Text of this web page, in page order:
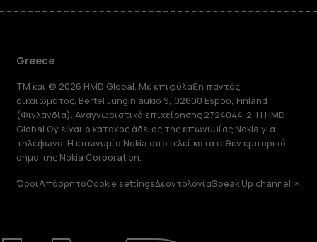
Greece
TM και © 2026 HMD Global. Με επιφύλαξη παντός
δικαιώματος. Bertel Jungin aukio 9, 02600 Espoo, Finland
(Φινλανδία). Αναγνωριστικό επιχείρησης 2724044-2. Η HMD
Global Oy είναι ο κάτοχος άδειας της επωνυμίας Nokia για
τηλέφωνα. Η επωνυμία Nokia αποτελεί κατατεθέν εμπορικό
σήμα της Nokia Corporation.
ΌροιΑπόρρητοCookie settingsΔεοντολογίαSpeak Up channel